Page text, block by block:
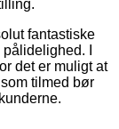
fantastiske
I
det er muligt at
tilmed bør